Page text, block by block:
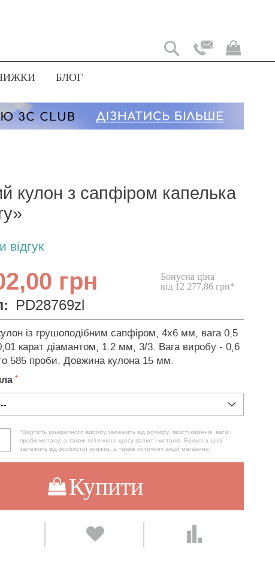
Мій
БЛОГ
кулон з сапфіром капелька
відгук
грн
Бонусна ціна
від 12 277,86 грн*
PD28769zl
із грушоподібним сапфіром, 4х6 мм, вага 0,5
карат діамантом, 1.2 мм, 3/3. Вага виробу - 0,6
585 проби. Довжина кулона 15 мм.
*Вартість конкретного виробу залежить від розміру, якості каменів, ваги і
проби металу, а також поточного курсу валют і металів. Бонусна ціна
залежить від особистої знижки, а також поточних акцій магазину.
Купити